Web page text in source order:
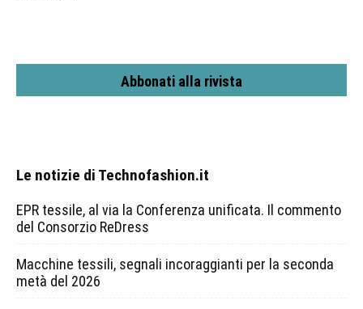
Abbonati alla rivista
Le notizie di Technofashion.it
EPR tessile, al via la Conferenza unificata. Il commento
del Consorzio ReDress
Macchine tessili, segnali incoraggianti per la seconda
metà del 2026